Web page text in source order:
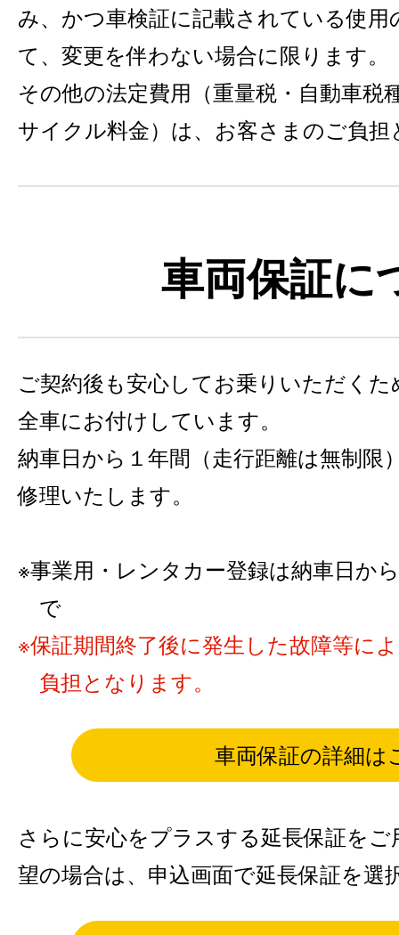
み、かつ車検証に記載されている使用
て、変更を伴わない場合に限ります。
その他の法定費用（重量税・自動車税
サイクル料金）は、お客さまのご負担
車両保証に
ご契約後も安心してお乗りいただく
全車にお付けしています。
納車日から１年間（走行距離は無制限
修理いたします。
事業用・レンタカー登録は納車日か
で
保証期間終了後に発生した故障等に
負担となります。
車両保証の詳細は
さらに安心をプラスする延長保証を
望の場合は、申込画面で延長保証を選